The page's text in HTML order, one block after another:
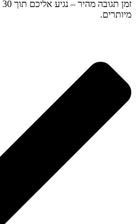
מיותרים.